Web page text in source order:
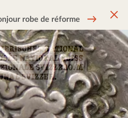
robe de réforme